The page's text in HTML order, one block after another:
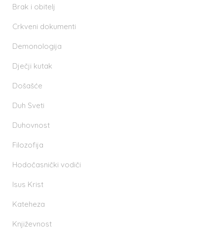
Brak i obitelj
Crkveni dokumenti
Demonologija
Dječji kutak
Došašće
Duh Sveti
Duhovnost
Filozofija
Hodočasnički vodiči
Isus Krist
Kateheza
Književnost